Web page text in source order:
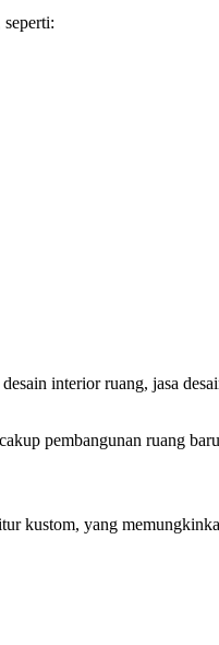
interior ruang, jasa
pembangunan ruang
kustom, yang